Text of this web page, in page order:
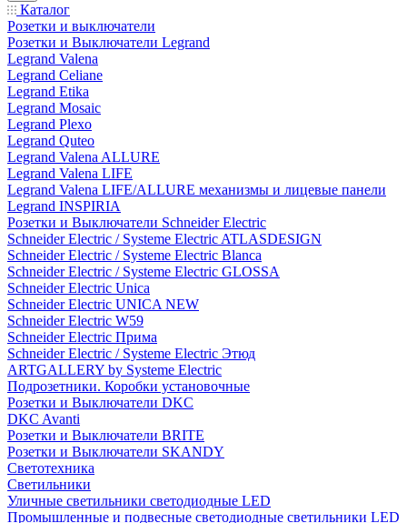
Каталог
Розетки и выключатели
Розетки и Выключатели Legrand
Legrand Valena
Legrand Celiane
Legrand Etika
Legrand Mosaic
Legrand Plexo
Legrand Quteo
Legrand Valena ALLURE
Legrand Valena LIFE
Legrand Valena LIFE/ALLURE механизмы и лицевые панели
Legrand INSPIRIA
Розетки и Выключатели Schneider Electric
Schneider Electric / Systeme Electric ATLASDESIGN
Schneider Electric / Systeme Electric Blanca
Schneider Electric / Systeme Electric GLOSSA
Schneider Electric Unica
Schneider Electric UNICA NEW
Schneider Electric W59
Schneider Electric Прима
Schneider Electric / Systeme Electric Этюд
ARTGALLERY by Systeme Electric
Подрозетники. Коробки установочные
Розетки и Выключатели DKC
DKC Avanti
Розетки и Выключатели BRITE
Розетки и Выключатели SKANDY
Светотехника
Светильники
Уличные светильники светодиодные LED
Промышленные и подвесные светодиодные светильники LED